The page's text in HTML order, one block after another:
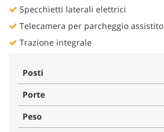
Specchietti laterali elettrici
Telecamera per parcheggio assistito
Trazione integrale
Posti
Porte
Peso